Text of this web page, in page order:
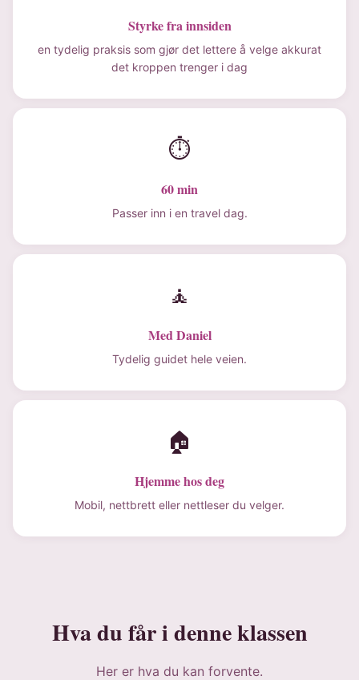
Styrke fra innsiden
en tydelig praksis som gjør det lettere å velge akkurat
det kroppen trenger i dag
⏱
60 min
Passer inn i en travel dag.
🧘
Med Daniel
Tydelig guidet hele veien.
🏠
Hjemme hos deg
Mobil, nettbrett eller nettleser du velger.
Hva du får i denne klassen
Her er hva du kan forvente.